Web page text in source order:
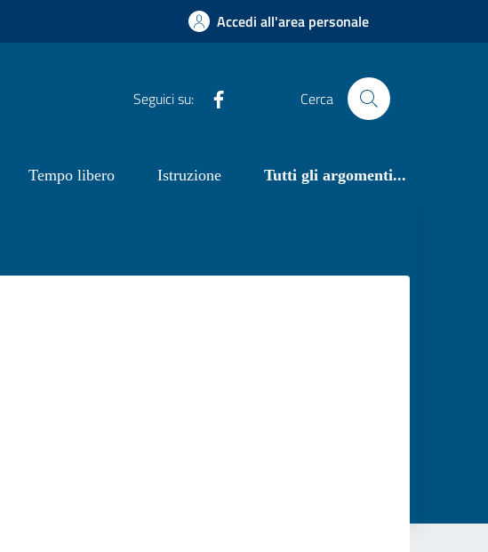
Accedi all'area personale
Seguici su: Cerca
Tempo libero Istruzione Tutti gli argomenti...